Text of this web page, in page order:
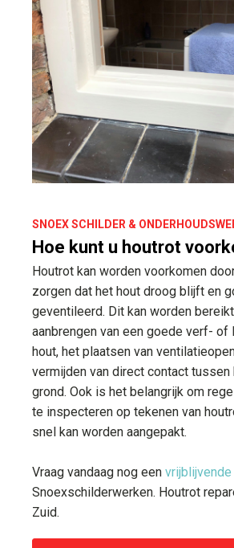
SNOEX SCHILDER &
Hoe kunt u houtrot
Houtrot kan worden voorkomen
zorgen dat het hout droog blijft en
geventileerd. Dit kan worden
aanbrengen van een goede verf- of
hout, het plaatsen van
vermijden van direct contact tussen
grond. Ook is het belangrijk om
te inspecteren op tekenen van
snel kan worden aangepakt.
Vraag vandaag nog een
Snoexschilderwerken. Houtrot
Zuid.